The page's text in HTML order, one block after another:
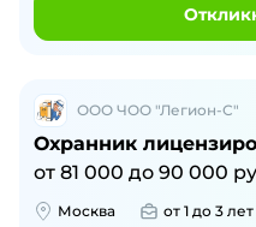
ООО ЧОО "Легион-С"
Охранник
от 81 000 до 90 000
Москва от 1 до 3 лет